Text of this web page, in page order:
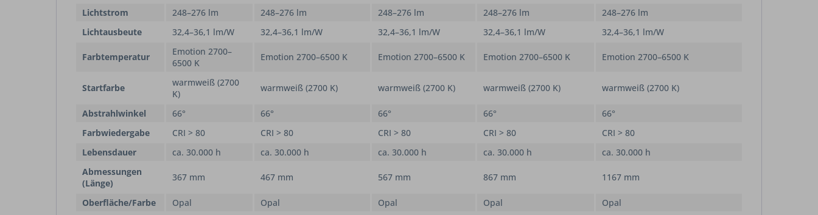
Lichtstrom
248–276 lm 248–276 lm 248–276 lm 248–276 lm
248–276 lm
Lichtausbeute
32,4–36,1 lm/W 32,4–36,1 lm/W 32,4–36,1 lm/W 32,4–36,1 lm/W 32,4–36,1 lm/W
Farbtemperatur
Emotion 2700–
6500 K
Emotion 2700–6500 K Emotion 2700–6500 K Emotion 2700–6500 K Emotion 2700–6500 K
Startfarbe
warmweiß (2700
K)
warmweiß (2700 K) warmweiß (2700 K) warmweiß (2700 K) warmweiß (2700 K)
Abstrahlwinkel 66° 66° 66° 66°
66°
Farbwiedergabe
CRI > 80 CRI > 80 CRI > 80 CRI > 80
CRI > 80
Lebensdauer
ca. 30.000 h ca. 30.000 h ca. 30.000 h ca. 30.000 h
ca. 30.000 h
Abmessungen
(Länge)
367 mm 467 mm 567 mm 867 mm 1167 mm
Oberfläche/Farbe Opal Opal Opal Opal
Opal